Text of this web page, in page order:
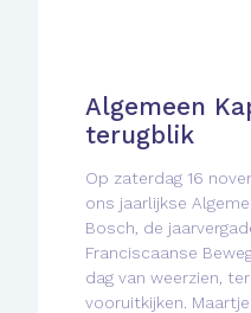
Algemeen
terugblik
Op zaterdag 16
ons jaarlijkse
Bosch, de
Franciscaanse
dag van weerzien,
vooruitkijken.